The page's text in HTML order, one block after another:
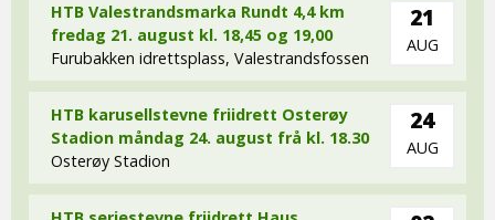
HTB Valestrandsmarka Rundt 4,4 km
fredag 21. august kl. 18,45 og 19,00
Furubakken idrettsplass, Valestrandsfossen
21
AUG
HTB karusellstevne friidrett Osterøy
Stadion måndag 24. august frå kl. 18.30
Osterøy Stadion
24
AUG